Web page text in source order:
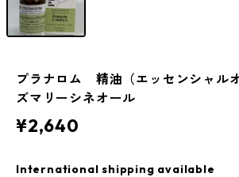
プラナロム 精油（エッセンシャル
ズマリーシネオール
¥2,640
International shipping available